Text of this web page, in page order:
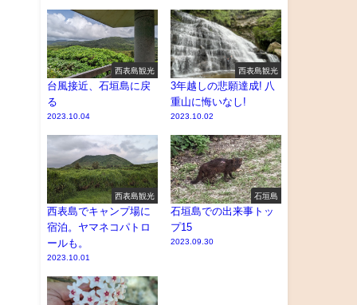
西表島観光
台風接近、石垣島に戻
る
2023.10.04
西表島観光
3年越しの悲願達成! 八
重山に悔いなし!
2023.10.02
西表島観光
西表島でキャンプ場に
宿泊。ヤマネコパトロ
ールも。
2023.10.01
石垣島
石垣島での出来事トッ
プ15
2023.09.30